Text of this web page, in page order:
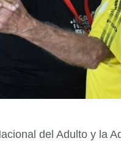
del Adulto y la